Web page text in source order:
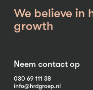
We believe in
growth
Neem contact op
030 69 111 38
info@hrdgroep.nl